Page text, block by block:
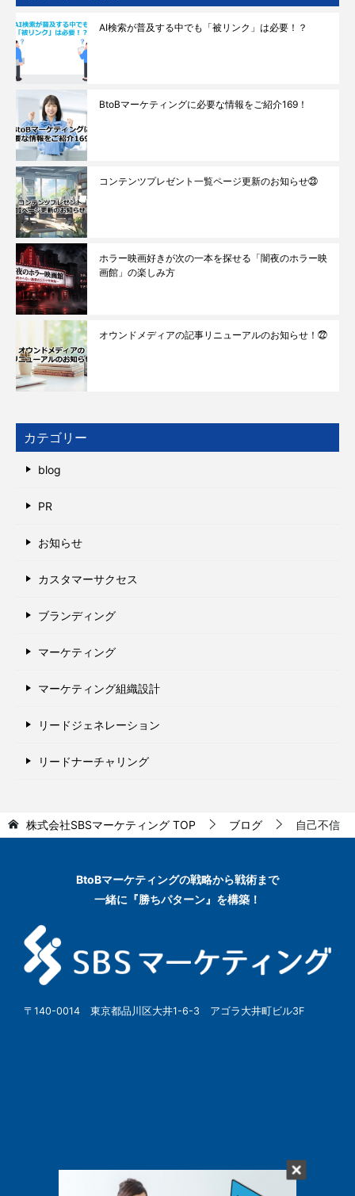
AI検索が普及する中でも「被リンク」は必要！？
BtoBマーケティングに必要な情報をご紹介169！
コンテンツプレゼント一覧ページ更新のお知らせ㉓
ホラー映画好きが次の一本を探せる「闇夜のホラー映
画館」の楽しみ方
オウンドメディアの記事リニューアルのお知らせ！㉒
カテゴリー
blog
PR
お知らせ
カスタマーサクセス
ブランディング
マーケティング
マーケティング組織設計
リードジェネレーション
リードナーチャリング
株式会社SBSマーケティング TOP ブログ 自己不信
BtoBマーケティングの戦略から戦術まで
一緒に『勝ちパターン』を構築！
〒140-0014 東京都品川区大井1-6-3 アゴラ大井町ビル3F